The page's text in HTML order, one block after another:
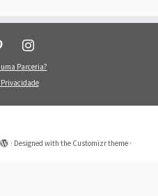
instagram
Parceria?
· Designed with the Customizr theme·